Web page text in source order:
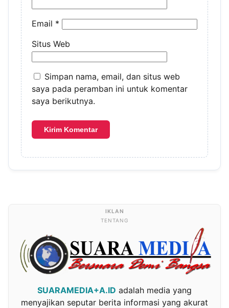
Email *
Situs Web
Simpan nama, email, dan situs web
saya pada peramban ini untuk komentar
saya berikutnya.
TENTANG
SUARAMEDIA+A.ID adalah media yang
menyajikan seputar berita informasi yang akurat